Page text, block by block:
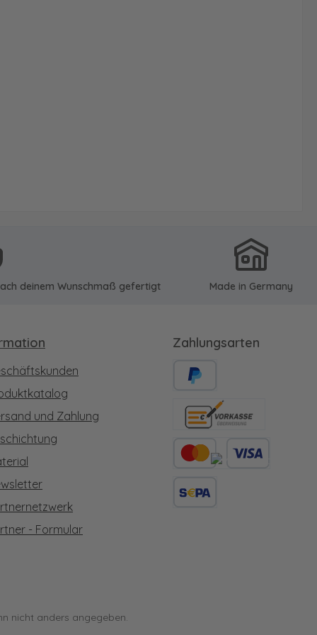
deinem Wunschmaß gefertigt Made in Germany
und Zahlung
- Formular
Zahlungsarten
nicht anders angegeben.